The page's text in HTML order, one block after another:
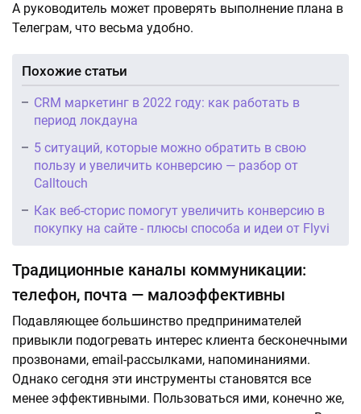
А руководитель может проверять выполнение плана в
Телеграм, что весьма удобно.
Похожие статьи
CRM маркетинг в 2022 году: как работать в
период локдауна
5 ситуаций, которые можно обратить в свою
пользу и увеличить конверсию — разбор от
Calltouch
Как веб-сторис помогут увеличить конверсию в
покупку на сайте - плюсы способа и идеи от Flyvi
Традиционные каналы коммуникации:
телефон, почта — малоэффективны
Подавляющее большинство предпринимателей
привыкли подогревать интерес клиента бесконечными
прозвонами, email-рассылками, напоминаниями.
Однако сегодня эти инструменты становятся все
менее эффективными. Пользоваться ими, конечно же,